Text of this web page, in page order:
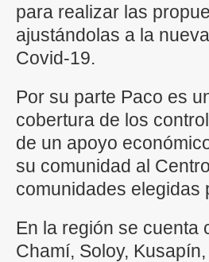
para realizar las
ajustándolas a la
Covid-19.
Por su parte Paco es
cobertura de los
de un apoyo
su comunidad al
comunidades elegidas
En la región se cuenta
Chamí, Soloy,